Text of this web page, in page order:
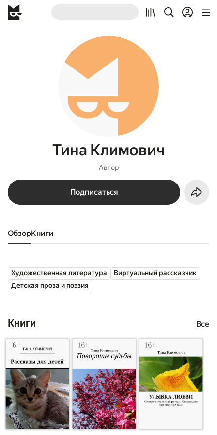
Тина Климович
Автор
Подписаться
Обзор книги
Художественная литература
Виртуальный рассказчик
Детская проза и поэзия
Книги Все